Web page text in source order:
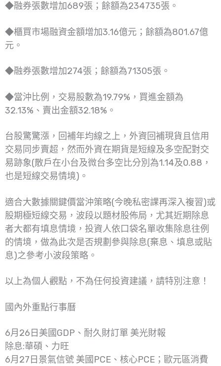
◆融券張數增加689張；餘額為234735張。
◆櫃買市場融資金額增加3.16億元；餘額為801.67億
元。
◆融券張數增加274張；餘額為71305張。
◆當沖比例，交易股數為19.79%，買進金額為
32.13%、賣出金額32.18%。
台股驚驚漲，回補年均線之上，外資回補現貨且信用
交易同步賣超，然而外資在期貨是短線及多空配對交
易跡象(散戶在小台及微台多空比分別為1.14及0.88，
也是短線交易情境)。
適合大數據關鍵價當沖策略(今晚私密課再深入複習)或
股期極短線交易，波段以題材股佈局，尤其近期除息
者大都有填息情境，投資人依口袋名單收集除息往例
的情境，做為此次是否規劃參與除息(棄息、填息或貼
息)之參考小波段策略。
以上為個人觀點，不為任何投資建議，請特別注意！
國內外重點行事曆
6月26日美國GDP、耐久財訂單 美光財報
除息:華碩、力旺
6月27日景氣信號 美國PCE、核心PCE；歐元區消費